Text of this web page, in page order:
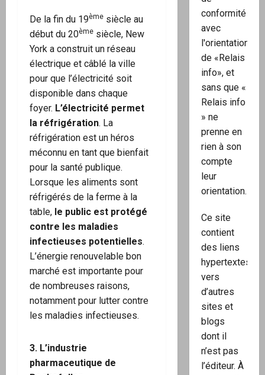
De la fin du 19ème siècle au
début du 20ème siècle, New
York a construit un réseau
électrique et câblé la ville
pour que l’électricité soit
disponible dans chaque
foyer. L’électricité permet
la réfrigération. La
réfrigération est un héros
méconnu en tant que bienfait
pour la santé publique.
Lorsque les aliments sont
réfrigérés de la ferme à la
table, le public est protégé
contre les maladies
infectieuses potentielles.
L’énergie renouvelable bon
marché est importante pour
de nombreuses raisons,
notamment pour lutter contre
les maladies infectieuses.
3. L’industrie
pharmaceutique de
conformité
avec
l'orientation
de «Relais
info», et
sans que «
Relais info
» ne
prenne en
rien à son
compte
leur
orientation.
Ce site
contient
des liens
hypertextes
vers
d’autres
sites et
blogs
dont il
n’est pas
l’éditeur. À